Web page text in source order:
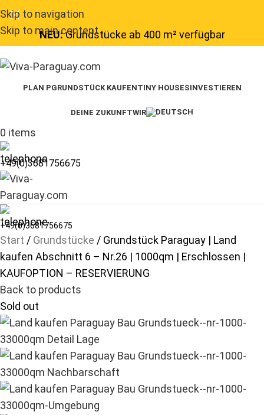
Skip to navigation
Skip to main content
NEU:Grundstücke ab 400 m² verfügbar
PLAN PGRUNDSTÜCK KAUFENTINY HOUSESINVESTIEREN
DEINE ZUKUNFTWIR
0 items
+49(0)3681756675
+49(0)3681756675
Start Grundstücke
Grundstück Paraguay | Land
kaufen Abschnitt 6 – Nr.26 | 1000qm | Erschlossen |
KAUFOPTION – RESERVIERUNG
Back to products
Sold out